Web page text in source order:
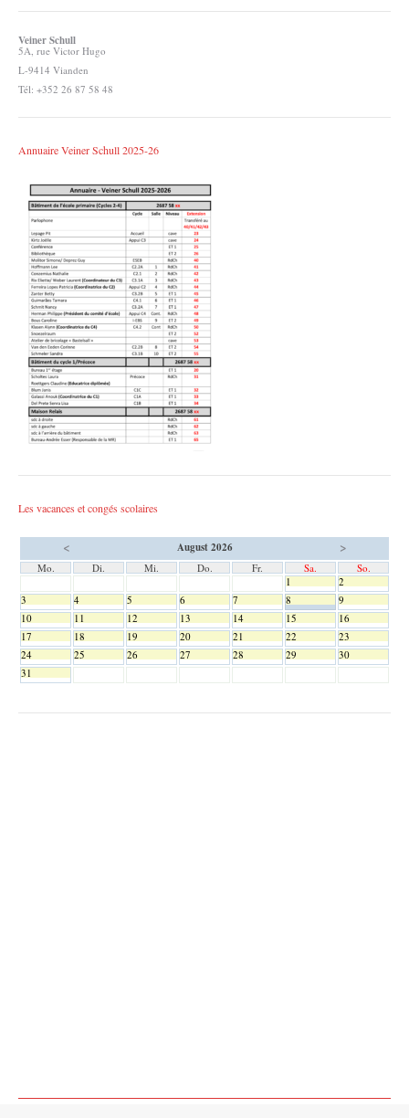
Veiner Schull
5A, rue Victor Hugo
L-9414 Vianden
Tél: +352 26 87 58 48
Annuaire Veiner Schull 2025-26
Les vacances et congés scolaires
< August 2026 >
Mo. Di. Mi. Do. Fr. Sa.
So.
1
2
3
4 5 6 7 8
9
10
11 12 13 14 15
16
17
18 19 20 21 22
23
24
25 26 27 28 29
30
31